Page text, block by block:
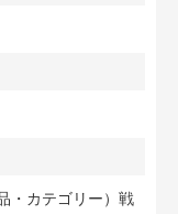
・カテゴリー）戦